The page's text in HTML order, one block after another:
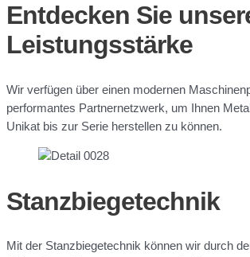
Entdecken Sie
Leistungsstärke
Wir verfügen über einen modernen
performantes Partnernetzwerk, um Ihnen
Unikat bis zur Serie herstellen zu können.
Stanzbiegetechnik
Mit der Stanzbiegetechnik können wir durch